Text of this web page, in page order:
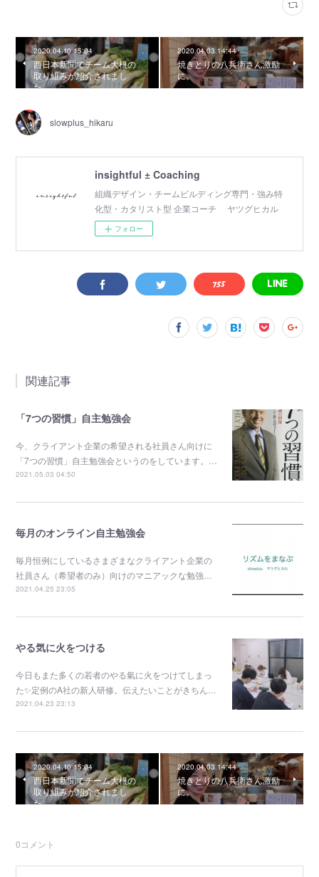
2020.04.10 15:04
西日本新聞でチーム大根の
取り組みが紹介されまし
た。
2020.04.03 14:44
焼きとりの八兵衛さん激励
に。
slowplus_hikaru
insightful ± Coaching
組織デザイン・チームビルディング専門・強み特
化型・カタリスト型 企業コーチ ヤツグヒカル
フォロー
関連記事
「7つの習慣」自主勉強会
今、クライアント企業の希望される社員さん向けに
「7つの習慣」自主勉強会というのをしています。…
2021.05.03 04:50
毎月のオンライン自主勉強会
毎月恒例にしているさまざまなクライアント企業の
社員さん（希望者のみ）向けのマニアックな勉強…
2021.04.25 23:05
やる気に火をつける
今日もまた多くの若者のやる氣に火をつけてしまっ
た✨定例のA社の新人研修。伝えたいことがきちん…
2021.04.23 23:13
2020.04.10 15:04
西日本新聞でチーム大根の
取り組みが紹介されまし
た。
2020.04.03 14:44
焼きとりの八兵衛さん激励
に。
0コメント